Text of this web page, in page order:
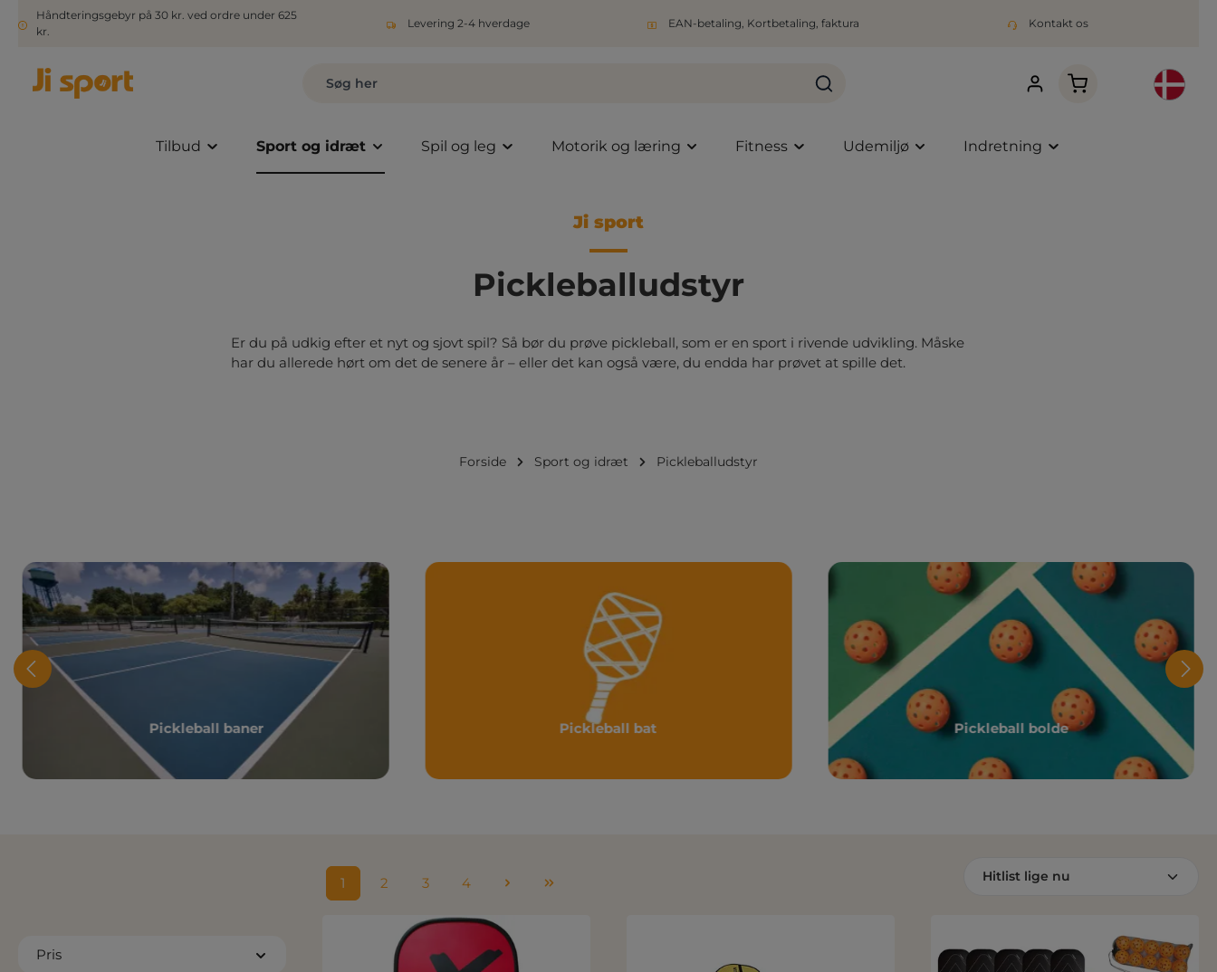
Håndteringsgebyr på 30 kr. ved ordre under 625
kr.
Levering 2-4 hverdage EAN-betaling, Kortbetaling, faktura Kontakt os
Indkøbskurven
Tilbud Sport og idræt Spil og leg Motorik og læring Fitness Udemiljø Indretning
Ji sport
Pickleballudstyr
Er du på udkig efter et nyt og sjovt spil? Så bør du prøve pickleball, som er en sport i rivende udvikling. Måske
har du allerede hørt om det de senere år – eller det kan også være, du endda har prøvet at spille det.
Forside Sport og idræt Pickleballudstyr
Pickleball baner Pickleball bat Pickleball bolde
Pris
Side
1 Side
2 Side
3 Side
4